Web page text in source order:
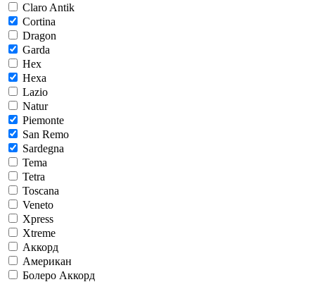
Claro Antik
Cortina
Dragon
Garda
Hex
Hexa
Lazio
Natur
Piemonte
San Remo
Sardegna
Tema
Tetra
Toscana
Veneto
Xpress
Xtreme
Аккорд
Американ
Болеро Аккорд